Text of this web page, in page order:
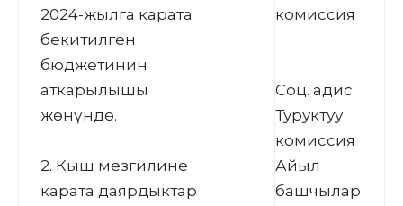
2024-жылга карата
бекитилген
бюджетинин
аткарылышы
жөнүндө.
2. Кыш мезгилине
карата даярдыктар
комиссия
Соц. адис
Туруктуу
комиссия
Айыл
башчылар